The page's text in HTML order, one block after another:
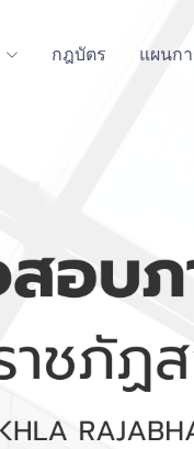
กฎบัตร แผนก